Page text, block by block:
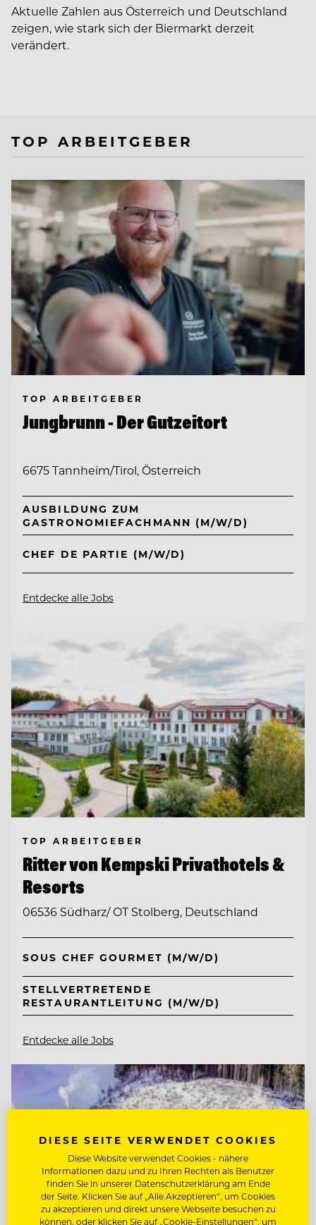
Aktuelle Zahlen aus Österreich und Deutschland
zeigen, wie stark sich der Biermarkt derzeit
verändert.
TOP ARBEITGEBER
TOP ARBEITGEBER
Jungbrunn - Der Gutzeitort
6675 Tannheim/Tirol, Österreich
AUSBILDUNG ZUM
GASTRONOMIEFACHMANN (M/W/D)
CHEF DE PARTIE (M/W/D)
Entdecke alle Jobs
TOP ARBEITGEBER
Ritter von Kempski Privathotels &
Resorts
06536 Südharz/ OT Stolberg, Deutschland
SOUS CHEF GOURMET (M/W/D)
STELLVERTRETENDE
RESTAURANTLEITUNG (M/W/D)
Entdecke alle Jobs
DIESE SEITE VERWENDET COOKIES
Diese Website verwendet Cookies - nähere
Informationen dazu und zu Ihren Rechten als Benutzer
finden Sie in unserer Datenschutzerklärung am Ende
der Seite. Klicken Sie auf „Alle Akzeptieren“, um Cookies
zu akzeptieren und direkt unsere Webseite besuchen zu
können, oder klicken Sie auf „Cookie-Einstellungen“, um